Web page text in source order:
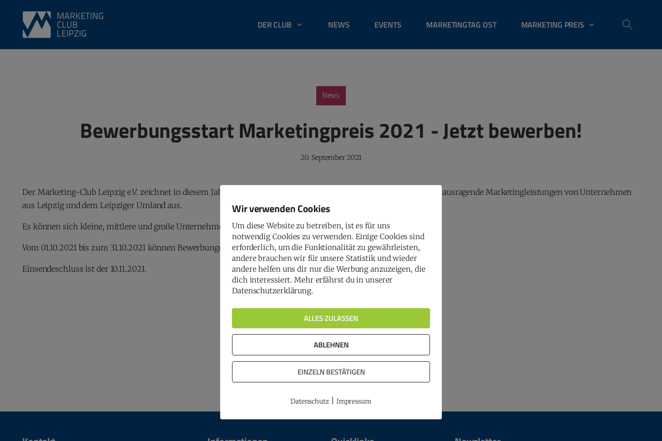
DER CLUB NEWS EVENTS MARKETINGTAG OST MARKETING PREIS
News
Bewerbungsstart Marketingpreis 2021 - Jetzt bewerben!
20. September 2021
Der Marketing-Club Leipzig e.V. zeichnet in diesem Jahr im Rahmen des 24. Leipziger Marketingpreises wieder herausragende Marketingleistungen von Unternehmen
aus Leipzig und dem Leipziger Umland aus.
Es können sich kleine, mittlere und große Unternehmen jeweils getrennt um den Preis bewerben.
Vom 01.10.2021 bis zum 31.10.2021 können Bewerbungen eingereicht werden.
Einsendeschluss ist der 10.11.2021.
Zurück zur Übersicht
Beitrag teilen
Wir verwenden Cookies
Um diese Website zu betreiben, ist es für uns
notwendig Cookies zu verwenden. Einige Cookies sind
erforderlich, um die Funktionalität zu gewährleisten,
andere brauchen wir für unsere Statistik und wieder
andere helfen uns dir nur die Werbung anzuzeigen, die
dich interessiert. Mehr erfährst du in unserer
Datenschutzerklärung.
ALLES ZULASSEN
ABLEHNEN
EINZELN BESTÄTIGEN
Datenschutz Impressum